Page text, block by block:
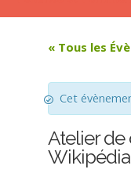
« Tous les
Cet
Atelier